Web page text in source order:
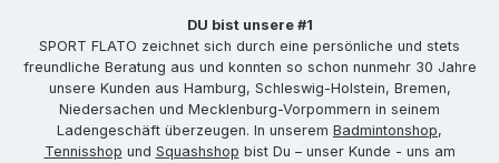
DU bist unsere #1
SPORT FLATO zeichnet sich durch eine persönliche und stets
freundliche Beratung aus und konnten so schon nunmehr 30 Jahre
unsere Kunden aus Hamburg, Schleswig-Holstein, Bremen,
Niedersachen und Mecklenburg-Vorpommern in seinem
Ladengeschäft überzeugen. In unserem Badmintonshop,
Tennisshop und Squashshop bist Du – unser Kunde - uns am